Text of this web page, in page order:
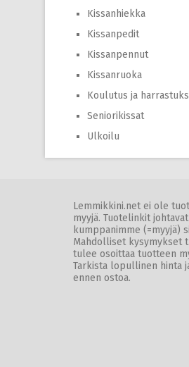
Kissanhiekka
Kissanpedit
Kissanpennut
Kissanruoka
Koulutus ja
Seniorikissat
Ulkoilu
Lemmikkini.net ei ole
myyjä. Tuotelinkit johtavat
kumppanimme (=myyjä)
Mahdolliset kysymykset
tulee osoittaa tuotteen
Tarkista lopullinen hinta
ennen ostoa.